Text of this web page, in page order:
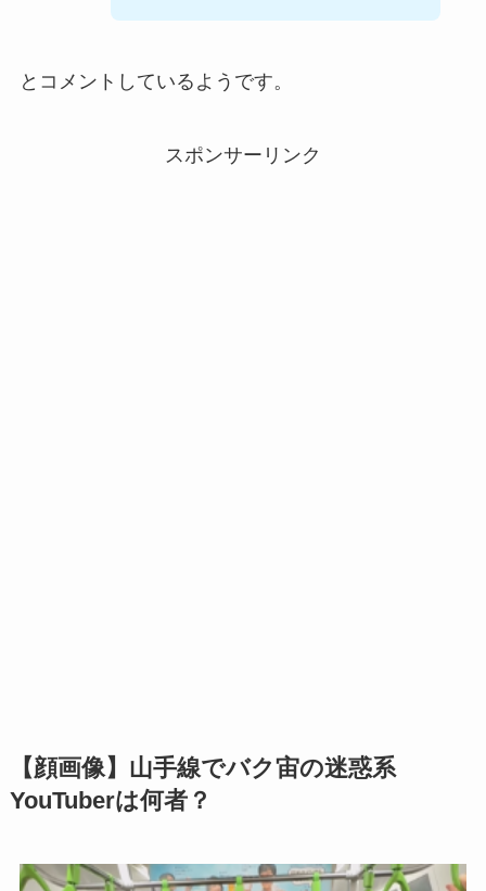
とコメントしているようです。
スポンサーリンク
【顔画像】山手線でバク宙の迷惑系
YouTuberは何者？